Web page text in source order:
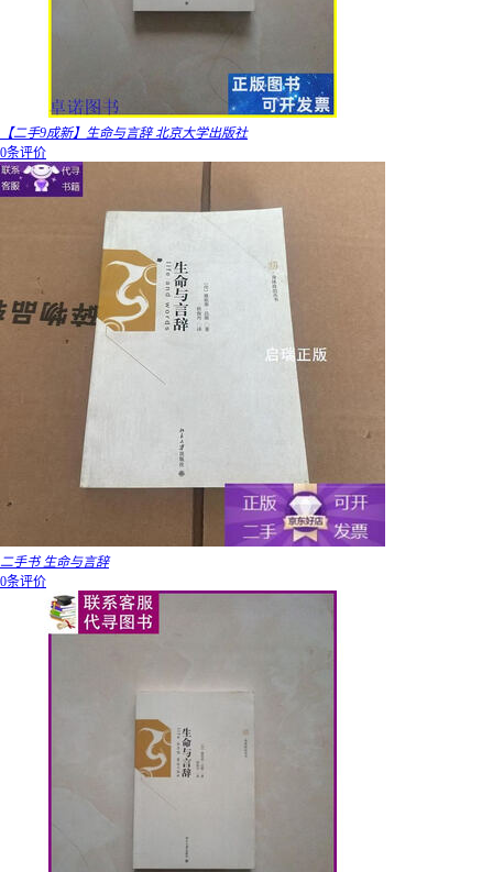
【二手9成新】生命与言辞 北京大学出版社
0条评价
二手书 生命与言辞
0条评价